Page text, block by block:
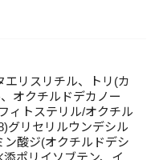
リスリチル、トリ(カ
オクチルドデカノー
ィトステリル/オクチル
グリセリルウンデシル
酸ジ(オクチルドデシ
ポリイソブテン、イ